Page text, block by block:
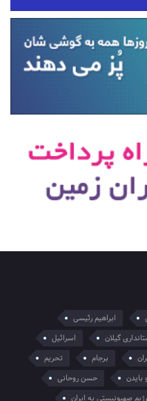
ابراهیم رئیسی
گیلان
اسرائیل
برجام
تحریم
بایدن
حسن روحانی
صهیونیستی به ایران